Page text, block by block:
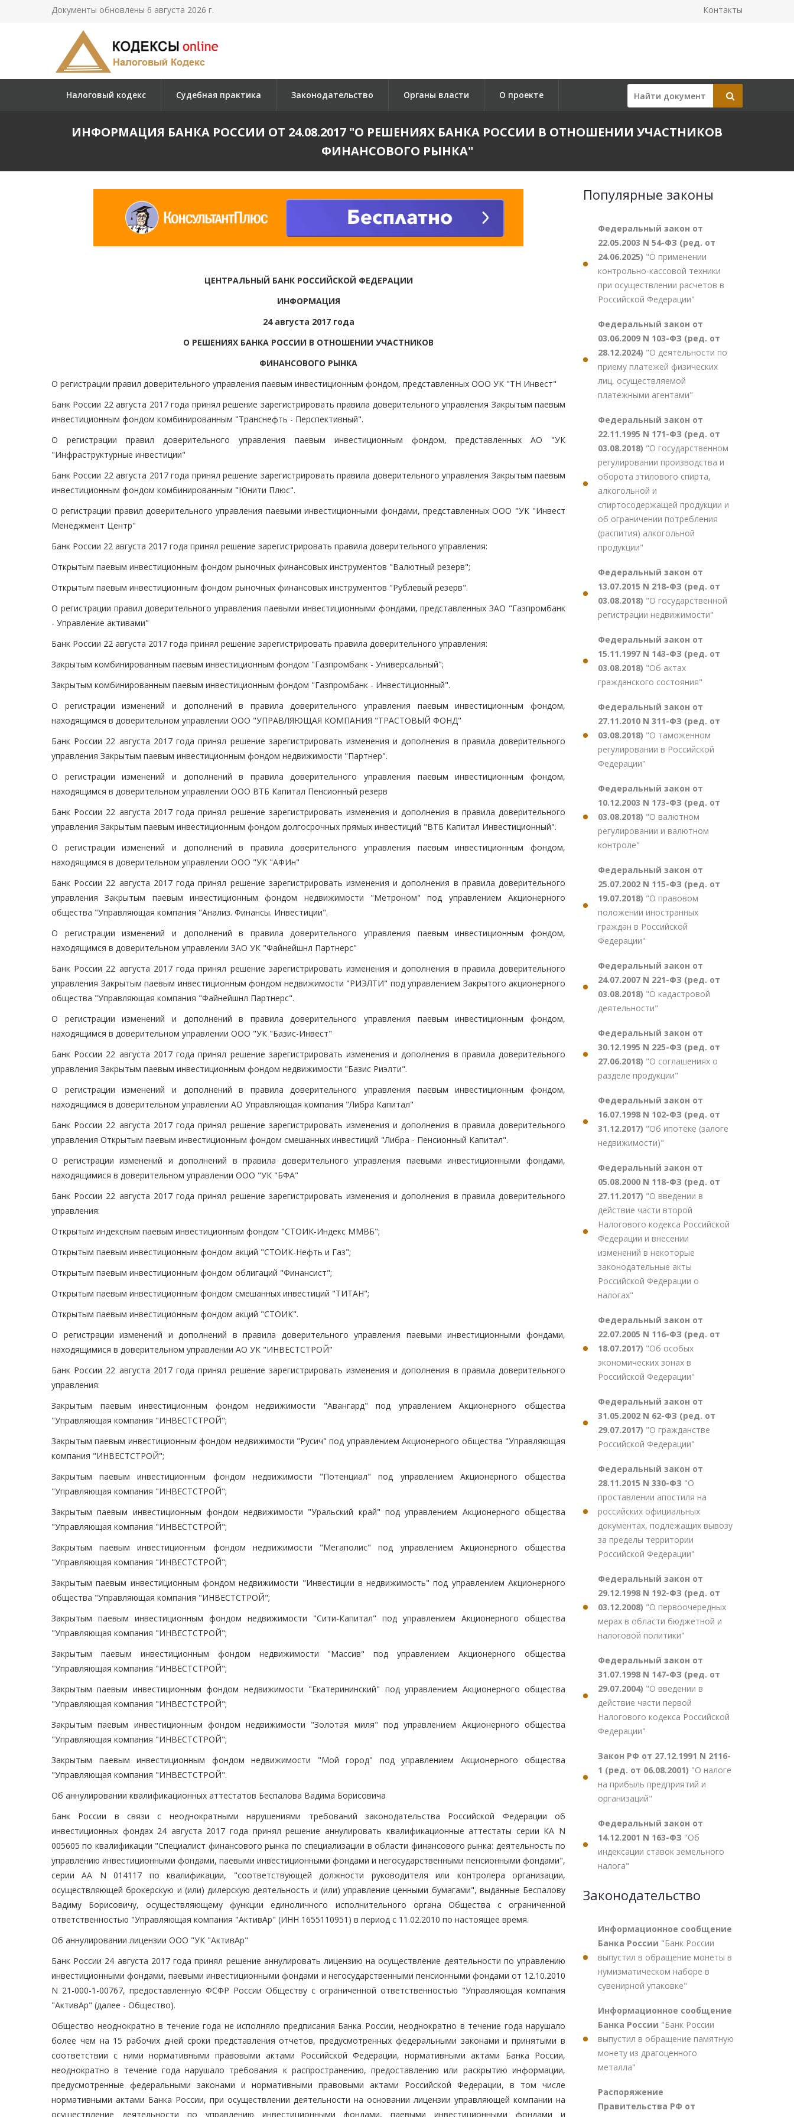
Документы обновлены 6 августа 2026 г. Контакты
Налоговый кодекс Судебная практика Законодательство Органы власти О проекте
ИНФОРМАЦИЯ БАНКА РОССИИ ОТ 24.08.2017 "О РЕШЕНИЯХ БАНКА РОССИИ В ОТНОШЕНИИ УЧАСТНИКОВ
ФИНАНСОВОГО РЫНКА"
ЦЕНТРАЛЬНЫЙ БАНК РОССИЙСКОЙ ФЕДЕРАЦИИ
ИНФОРМАЦИЯ
24 августа 2017 года
О РЕШЕНИЯХ БАНКА РОССИИ В ОТНОШЕНИИ УЧАСТНИКОВ
ФИНАНСОВОГО РЫНКА
О регистрации правил доверительного управления паевым инвестиционным фондом, представленных ООО УК "ТН Инвест"
Банк России 22 августа 2017 года принял решение зарегистрировать правила доверительного управления Закрытым паевым
инвестиционным фондом комбинированным "Транснефть - Перспективный".
О регистрации правил доверительного управления паевым инвестиционным фондом, представленных АО "УК
"Инфраструктурные инвестиции"
Банк России 22 августа 2017 года принял решение зарегистрировать правила доверительного управления Закрытым паевым
инвестиционным фондом комбинированным "Юнити Плюс".
О регистрации правил доверительного управления паевыми инвестиционными фондами, представленных ООО "УК "Инвест
Менеджмент Центр"
Банк России 22 августа 2017 года принял решение зарегистрировать правила доверительного управления:
Открытым паевым инвестиционным фондом рыночных финансовых инструментов "Валютный резерв";
Открытым паевым инвестиционным фондом рыночных финансовых инструментов "Рублевый резерв".
О регистрации правил доверительного управления паевыми инвестиционными фондами, представленных ЗАО "Газпромбанк
- Управление активами"
Банк России 22 августа 2017 года принял решение зарегистрировать правила доверительного управления:
Закрытым комбинированным паевым инвестиционным фондом "Газпромбанк - Универсальный";
Закрытым комбинированным паевым инвестиционным фондом "Газпромбанк - Инвестиционный".
О регистрации изменений и дополнений в правила доверительного управления паевым инвестиционным фондом,
находящимся в доверительном управлении ООО "УПРАВЛЯЮЩАЯ КОМПАНИЯ "ТРАСТОВЫЙ ФОНД"
Банк России 22 августа 2017 года принял решение зарегистрировать изменения и дополнения в правила доверительного
управления Закрытым паевым инвестиционным фондом недвижимости "Партнер".
О регистрации изменений и дополнений в правила доверительного управления паевым инвестиционным фондом,
находящимся в доверительном управлении ООО ВТБ Капитал Пенсионный резерв
Банк России 22 августа 2017 года принял решение зарегистрировать изменения и дополнения в правила доверительного
управления Закрытым паевым инвестиционным фондом долгосрочных прямых инвестиций "ВТБ Капитал Инвестиционный".
О регистрации изменений и дополнений в правила доверительного управления паевым инвестиционным фондом,
находящимся в доверительном управлении ООО "УК "АФИн"
Банк России 22 августа 2017 года принял решение зарегистрировать изменения и дополнения в правила доверительного
управления Закрытым паевым инвестиционным фондом недвижимости "Метроном" под управлением Акционерного
общества "Управляющая компания "Анализ. Финансы. Инвестиции".
О регистрации изменений и дополнений в правила доверительного управления паевым инвестиционным фондом,
находящимся в доверительном управлении ЗАО УК "Файнейшнл Партнерс"
Банк России 22 августа 2017 года принял решение зарегистрировать изменения и дополнения в правила доверительного
управления Закрытым паевым инвестиционным фондом недвижимости "РИЭЛТИ" под управлением Закрытого акционерного
общества "Управляющая компания "Файнейшнл Партнерс".
О регистрации изменений и дополнений в правила доверительного управления паевым инвестиционным фондом,
находящимся в доверительном управлении ООО "УК "Базис-Инвест"
Банк России 22 августа 2017 года принял решение зарегистрировать изменения и дополнения в правила доверительного
управления Закрытым паевым инвестиционным фондом недвижимости "Базис Риэлти".
О регистрации изменений и дополнений в правила доверительного управления паевым инвестиционным фондом,
находящимся в доверительном управлении АО Управляющая компания "Либра Капитал"
Банк России 22 августа 2017 года принял решение зарегистрировать изменения и дополнения в правила доверительного
управления Открытым паевым инвестиционным фондом смешанных инвестиций "Либра - Пенсионный Капитал".
О регистрации изменений и дополнений в правила доверительного управления паевыми инвестиционными фондами,
находящимися в доверительном управлении ООО "УК "БФА"
Банк России 22 августа 2017 года принял решение зарегистрировать изменения и дополнения в правила доверительного
управления:
Открытым индексным паевым инвестиционным фондом "СТОИК-Индекс ММВБ";
Открытым паевым инвестиционным фондом акций "СТОИК-Нефть и Газ";
Открытым паевым инвестиционным фондом облигаций "Финансист";
Открытым паевым инвестиционным фондом смешанных инвестиций "ТИТАН";
Открытым паевым инвестиционным фондом акций "СТОИК".
О регистрации изменений и дополнений в правила доверительного управления паевыми инвестиционными фондами,
находящимися в доверительном управлении АО УК "ИНВЕСТСТРОЙ"
Банк России 22 августа 2017 года принял решение зарегистрировать изменения и дополнения в правила доверительного
управления:
Закрытым паевым инвестиционным фондом недвижимости "Авангард" под управлением Акционерного общества
"Управляющая компания "ИНВЕСТСТРОЙ";
Закрытым паевым инвестиционным фондом недвижимости "Русич" под управлением Акционерного общества "Управляющая
компания "ИНВЕСТСТРОЙ";
Закрытым паевым инвестиционным фондом недвижимости "Потенциал" под управлением Акционерного общества
"Управляющая компания "ИНВЕСТСТРОЙ";
Закрытым паевым инвестиционным фондом недвижимости "Уральский край" под управлением Акционерного общества
"Управляющая компания "ИНВЕСТСТРОЙ";
Закрытым паевым инвестиционным фондом недвижимости "Мегаполис" под управлением Акционерного общества
"Управляющая компания "ИНВЕСТСТРОЙ";
Закрытым паевым инвестиционным фондом недвижимости "Инвестиции в недвижимость" под управлением Акционерного
общества "Управляющая компания "ИНВЕСТСТРОЙ";
Закрытым паевым инвестиционным фондом недвижимости "Сити-Капитал" под управлением Акционерного общества
"Управляющая компания "ИНВЕСТСТРОЙ";
Закрытым паевым инвестиционным фондом недвижимости "Массив" под управлением Акционерного общества
"Управляющая компания "ИНВЕСТСТРОЙ";
Закрытым паевым инвестиционным фондом недвижимости "Екатерининский" под управлением Акционерного общества
"Управляющая компания "ИНВЕСТСТРОЙ";
Закрытым паевым инвестиционным фондом недвижимости "Золотая миля" под управлением Акционерного общества
"Управляющая компания "ИНВЕСТСТРОЙ";
Закрытым паевым инвестиционным фондом недвижимости "Мой город" под управлением Акционерного общества
"Управляющая компания "ИНВЕСТСТРОЙ".
Об аннулировании квалификационных аттестатов Беспалова Вадима Борисовича
Банк России в связи с неоднократными нарушениями требований законодательства Российской Федерации об
инвестиционных фондах 24 августа 2017 года принял решение аннулировать квалификационные аттестаты серии КА N
005605 по квалификации "Специалист финансового рынка по специализации в области финансового рынка: деятельность по
управлению инвестиционными фондами, паевыми инвестиционными фондами и негосударственными пенсионными фондами",
серии АА N 014117 по квалификации, "соответствующей должности руководителя или контролера организации,
осуществляющей брокерскую и (или) дилерскую деятельность и (или) управление ценными бумагами", выданные Беспалову
Вадиму Борисовичу, осуществляющему функции единоличного исполнительного органа Общества с ограниченной
ответственностью "Управляющая компания "АктивАр" (ИНН 1655110951) в период с 11.02.2010 по настоящее время.
Об аннулировании лицензии ООО "УК "АктивАр"
Банк России 24 августа 2017 года принял решение аннулировать лицензию на осуществление деятельности по управлению
инвестиционными фондами, паевыми инвестиционными фондами и негосударственными пенсионными фондами от 12.10.2010
N 21-000-1-00767, предоставленную ФСФР России Обществу с ограниченной ответственностью "Управляющая компания
"АктивАр" (далее - Общество).
Общество неоднократно в течение года не исполняло предписания Банка России, неоднократно в течение года нарушало
более чем на 15 рабочих дней сроки представления отчетов, предусмотренных федеральными законами и принятыми в
соответствии с ними нормативными правовыми актами Российской Федерации, нормативными актами Банка России,
неоднократно в течение года нарушало требования к распространению, предоставлению или раскрытию информации,
предусмотренные федеральными законами и нормативными правовыми актами Российской Федерации, в том числе
нормативными актами Банка России, при осуществлении деятельности на основании лицензии управляющей компании на
осуществление деятельности по управлению инвестиционными фондами, паевыми инвестиционными фондами и
Популярные законы
Федеральный закон от
22.05.2003 N 54-ФЗ (ред. от
24.06.2025) "О применении
контрольно-кассовой техники
при осуществлении расчетов в
Российской Федерации"
Федеральный закон от
03.06.2009 N 103-ФЗ (ред. от
28.12.2024) "О деятельности по
приему платежей физических
лиц, осуществляемой
платежными агентами"
Федеральный закон от
22.11.1995 N 171-ФЗ (ред. от
03.08.2018) "О государственном
регулировании производства и
оборота этилового спирта,
алкогольной и
спиртосодержащей продукции и
об ограничении потребления
(распития) алкогольной
продукции"
Федеральный закон от
13.07.2015 N 218-ФЗ (ред. от
03.08.2018) "О государственной
регистрации недвижимости"
Федеральный закон от
15.11.1997 N 143-ФЗ (ред. от
03.08.2018) "Об актах
гражданского состояния"
Федеральный закон от
27.11.2010 N 311-ФЗ (ред. от
03.08.2018) "О таможенном
регулировании в Российской
Федерации"
Федеральный закон от
10.12.2003 N 173-ФЗ (ред. от
03.08.2018) "О валютном
регулировании и валютном
контроле"
Федеральный закон от
25.07.2002 N 115-ФЗ (ред. от
19.07.2018) "О правовом
положении иностранных
граждан в Российской
Федерации"
Федеральный закон от
24.07.2007 N 221-ФЗ (ред. от
03.08.2018) "О кадастровой
деятельности"
Федеральный закон от
30.12.1995 N 225-ФЗ (ред. от
27.06.2018) "О соглашениях о
разделе продукции"
Федеральный закон от
16.07.1998 N 102-ФЗ (ред. от
31.12.2017) "Об ипотеке (залоге
недвижимости)"
Федеральный закон от
05.08.2000 N 118-ФЗ (ред. от
27.11.2017) "О введении в
действие части второй
Налогового кодекса Российской
Федерации и внесении
изменений в некоторые
законодательные акты
Российской Федерации о
налогах"
Федеральный закон от
22.07.2005 N 116-ФЗ (ред. от
18.07.2017) "Об особых
экономических зонах в
Российской Федерации"
Федеральный закон от
31.05.2002 N 62-ФЗ (ред. от
29.07.2017) "О гражданстве
Российской Федерации"
Федеральный закон от
28.11.2015 N 330-ФЗ "О
проставлении апостиля на
российских официальных
документах, подлежащих вывозу
за пределы территории
Российской Федерации"
Федеральный закон от
29.12.1998 N 192-ФЗ (ред. от
03.12.2008) "О первоочередных
мерах в области бюджетной и
налоговой политики"
Федеральный закон от
31.07.1998 N 147-ФЗ (ред. от
29.07.2004) "О введении в
действие части первой
Налогового кодекса Российской
Федерации"
Закон РФ от 27.12.1991 N 2116-
1 (ред. от 06.08.2001) "О налоге
на прибыль предприятий и
организаций"
Федеральный закон от
14.12.2001 N 163-ФЗ "Об
индексации ставок земельного
налога"
Законодательство
Информационное сообщение
Банка России "Банк России
выпустил в обращение монеты в
нумизматическом наборе в
сувенирной упаковке"
Информационное сообщение
Банка России "Банк России
выпустил в обращение памятную
монету из драгоценного
металла"
Распоряжение
Правительства РФ от